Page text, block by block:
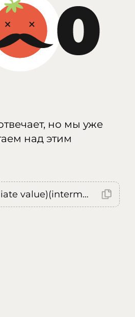
но мы уже
над этим
Error: (intermediate value)(intermediate value)(intermediate value).replaceAll is not a function